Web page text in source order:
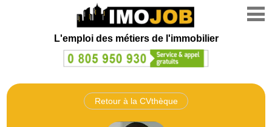
L'emploi des métiers de l'immobilier
Retour à la CVthèque